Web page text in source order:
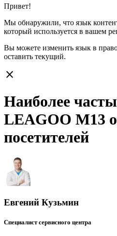
Привет!
Мы обнаружили, что язык
который используется в вашем
Вы можете изменить язык в
оставить текущий.
close
Наиболее
LEAGOO M13
посетителей
Евгений Кузьмин
Специалист сервисного центра